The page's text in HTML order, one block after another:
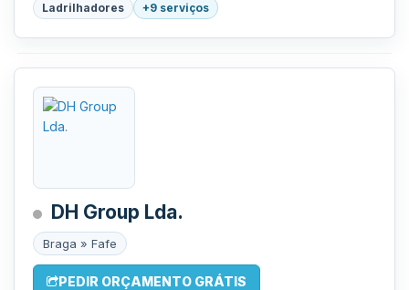
Ladrilhadores
+9 serviços
DH Group Lda.
Braga » Fafe
PEDIR ORÇAMENTO GRÁTIS